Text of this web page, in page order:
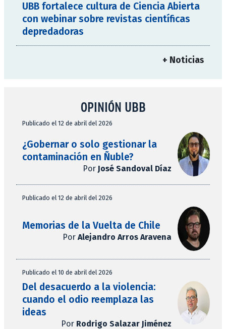
UBB fortalece cultura de Ciencia Abierta
con webinar sobre revistas científicas
depredadoras
+ Noticias
OPINIÓN UBB
Publicado el 12 de abril del 2026
¿Gobernar o solo gestionar la
contaminación en Ñuble?
Por José Sandoval Díaz
Publicado el 12 de abril del 2026
Memorias de la Vuelta de Chile
Por Alejandro Arros Aravena
Publicado el 10 de abril del 2026
Del desacuerdo a la violencia:
cuando el odio reemplaza las
ideas
Por Rodrigo Salazar Jiménez